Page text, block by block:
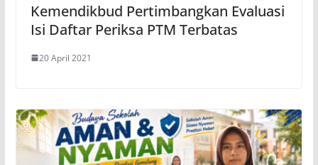
Kemendikbud Pertimbangkan Evaluasi
Isi Daftar Periksa PTM Terbatas
20 April 2021